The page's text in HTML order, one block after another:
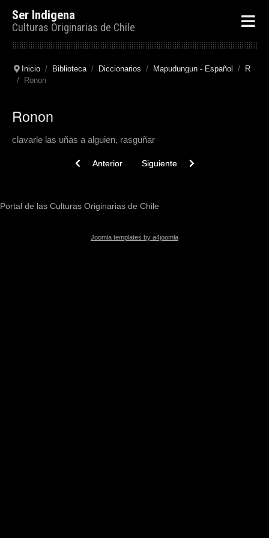
Ser Indigena
Culturas Originarias de Chile
Inicio Biblioteca Diccionarios Mapudungun - Español
R
Ronon
Ronon
clavarle las uñas a alguien, rasguñar
Previous article: Rompü
Anterior Next article: Rëlun
Siguiente
Portal de las Culturas Originarias de Chile
Joomla templates by a4joomla